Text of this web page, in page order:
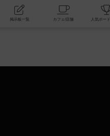
コミュニティ 掲示板一覧 カフ